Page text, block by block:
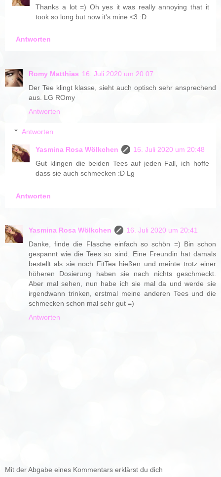
Thanks a lot =) Oh yes it was really annoying that it
took so long but now it's mine <3 :D
Antworten
Romy Matthias 16. Juli 2020 um 20:07
Der Tee klingt klasse, sieht auch optisch sehr ansprechend
aus. LG ROmy
Antworten
Antworten
Yasmina Rosa Wölkchen
16. Juli 2020 um 20:48
Gut klingen die beiden Tees auf jeden Fall, ich hoffe
dass sie auch schmecken :D Lg
Antworten
Yasmina Rosa Wölkchen
16. Juli 2020 um 20:41
Danke, finde die Flasche einfach so schön =) Bin schon
gespannt wie die Tees so sind. Eine Freundin hat damals
bestellt als sie noch FitTea hießen und meinte trotz einer
höheren Dosierung haben sie nach nichts geschmeckt.
Aber mal sehen, nun habe ich sie mal da und werde sie
irgendwann trinken, erstmal meine anderen Tees und die
schmecken schon mal sehr gut =)
Antworten
Mit der Abgabe eines Kommentars erklärst du dich